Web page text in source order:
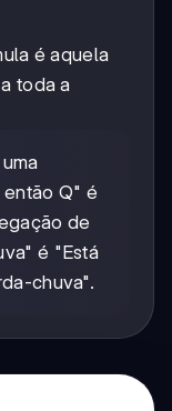
é aquela
toda a
Q" é
de
é "Está
chuva".